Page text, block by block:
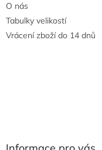
O nás
Tabulky velikostí
Vrácení zboží do 14 dnů